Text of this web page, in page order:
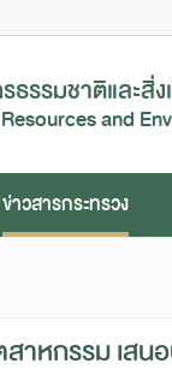
ธรรมชาติและสิ่
and
ข่าวสารกระทรวง
าหกรรม เส